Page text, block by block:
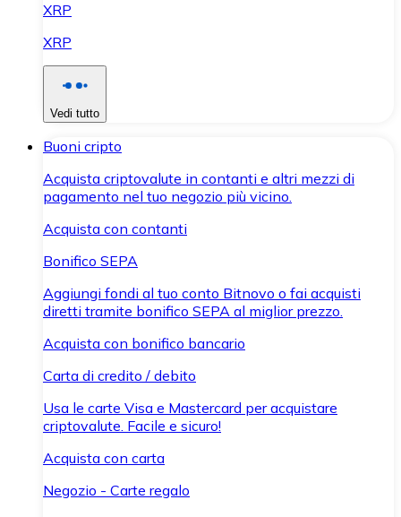
XRP
XRP
Vedi tutto
Buoni cripto
Acquista criptovalute in contanti e altri mezzi di
pagamento nel tuo negozio più vicino.
Acquista con contanti
Bonifico SEPA
Aggiungi fondi al tuo conto Bitnovo o fai acquisti
diretti tramite bonifico SEPA al miglior prezzo.
Acquista con bonifico bancario
Carta di credito / debito
Usa le carte Visa e Mastercard per acquistare
criptovalute. Facile e sicuro!
Acquista con carta
Negozio - Carte regalo